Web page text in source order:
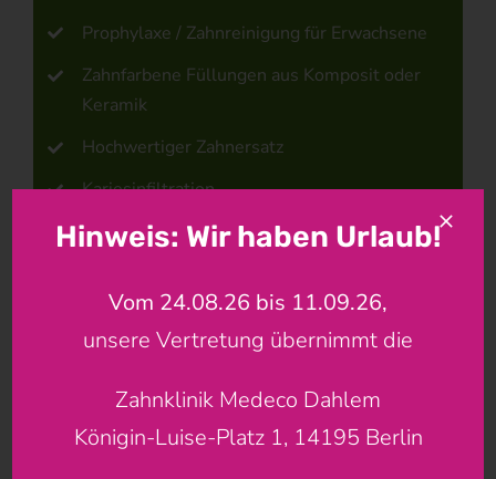
Prophylaxe / Zahnreinigung für Erwachsene
Zahnfarbene Füllungen aus Komposit oder
Keramik
Hochwertiger Zahnersatz
Kariesinfiltration
(Kariesbehandlung „ohne Bohren“ im frühen
Stadium)
zahnfarbene Füllungen aus Komposit und
(z.B. Umformung zum Schließen von Lücken in
der Front)
Hinweis: Wir haben Urlaub!
Vom 24.08.26 bis 11.09.26,
unsere Vertretung übernimmt die
Zahnklinik Medeco Dahlem
Königin-Luise-Platz 1, 14195 Berlin